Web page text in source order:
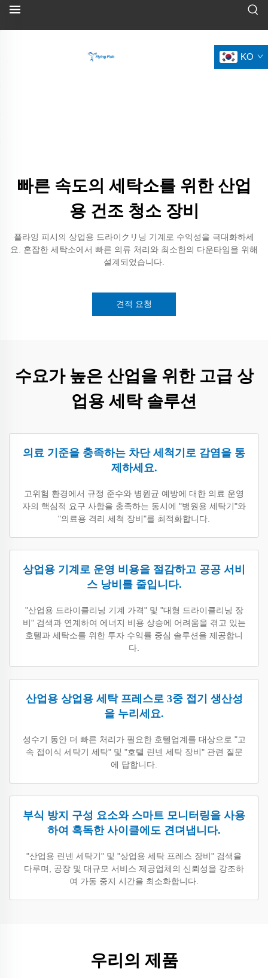
KO
빠른 속도의 세탁소를 위한 산업
용 건조 청소 장비
플라잉 피시의 상업용 드라이クリ닝 기계로 수익성을 극대화하세
요. 혼잡한 세탁소에서 빠른 의류 처리와 최소한의 다운타임을 위해
설계되었습니다.
견적 요청
수요가 높은 산업을 위한 고급 상
업용 세탁 솔루션
의료 기준을 충족하는 차단 세척기로 감염을 통
제하세요.
고위험 환경에서 규정 준수와 병원균 예방에 대한 의료 운영
자의 핵심적 요구 사항을 충족하는 동시에 "병원용 세탁기"와
"의료용 격리 세척 장비"를 최적화합니다.
상업용 기계로 운영 비용을 절감하고 공공 서비
스 낭비를 줄입니다.
"산업용 드라이클리닝 기계 가격" 및 "대형 드라이클리닝 장
비" 검색과 연계하여 에너지 비용 상승에 어려움을 겪고 있는
호텔과 세탁소를 위한 투자 수익률 중심 솔루션을 제공합니
다.
산업용 상업용 세탁 프레스로 3중 접기 생산성
을 누리세요.
성수기 동안 더 빠른 처리가 필요한 호텔업계를 대상으로 "고
속 접이식 세탁기 세탁" 및 "호텔 린넨 세탁 장비" 관련 질문
에 답합니다.
부식 방지 구성 요소와 스마트 모니터링을 사용
하여 혹독한 사이클에도 견뎌냅니다.
"산업용 린넨 세탁기" 및 "상업용 세탁 프레스 장비" 검색을
다루며, 공장 및 대규모 서비스 제공업체의 신뢰성을 강조하
여 가동 중지 시간을 최소화합니다.
우리의 제품